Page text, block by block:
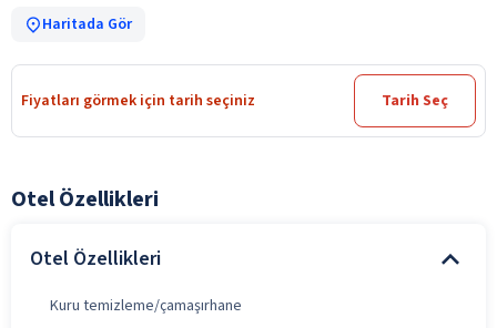
Haritada Gör
Fiyatları görmek için tarih seçiniz Tarih Seç
Otel Özellikleri
Otel Özellikleri
Kuru temizleme/çamaşırhane